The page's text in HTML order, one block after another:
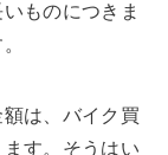
ものにつきま
は、バイク買
す。そうはい